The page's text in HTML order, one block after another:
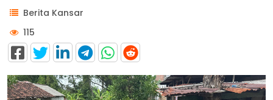
Berita Kansar
115